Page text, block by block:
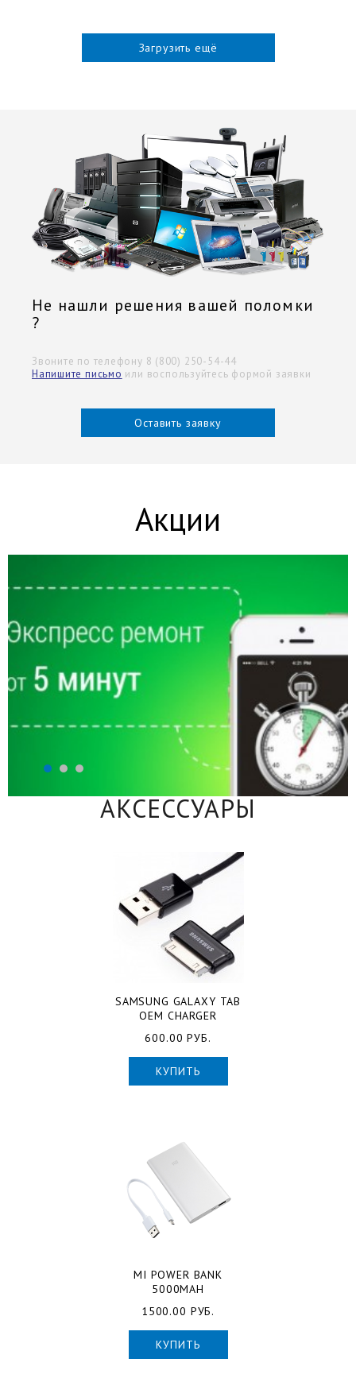
Загрузить ещё
Не нашли решения вашей поломки
?
Звоните по телефону 8 (800) 250-54-44
Напишите письмо или воспользуйтесь формой заявки
Оставить заявку
Акции
АКСЕССУАРЫ
SAMSUNG GALAXY TAB
OEM CHARGER
600.00 РУБ.
КУПИТЬ
MI POWER BANK
5000MAH
1500.00 РУБ.
КУПИТЬ